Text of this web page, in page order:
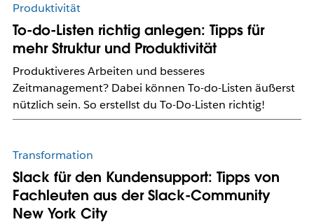
Produktivität
To-do-Listen richtig anlegen: Tipps für
mehr Struktur und Produktivität
Produktiveres Arbeiten und besseres
Zeitmanagement? Dabei können To-do-Listen äußerst
nützlich sein. So erstellst du To-Do-Listen richtig!
Transformation
Slack für den Kundensupport: Tipps von
Fachleuten aus der Slack-Community
New York City